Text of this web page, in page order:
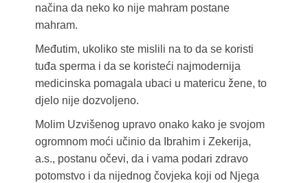
načina da neko ko nije mahram postane
mahram.
Međutim, ukoliko ste mislili na to da se koristi
tuđa sperma i da se koristeći najmodernija
medicinska pomagala ubaci u matericu žene, to
djelo nije dozvoljeno.
Molim Uzvišenog upravo onako kako je svojom
ogromnom moći učinio da Ibrahim i Zekerija,
a.s., postanu očevi, da i vama podari zdravo
potomstvo i da nijednog čovjeka koji od Njega